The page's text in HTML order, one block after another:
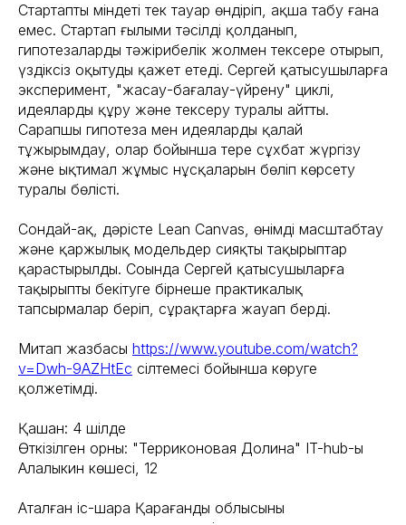
Стартаптың міндеті тек тауар өндіріп, ақша табу ғана
емес. Стартап ғылыми тәсілді қолданып,
гипотезаларды тәжірибелік жолмен тексере отырып,
үздіксіз оқытуды қажет етеді. Сергей қатысушыларға
эксперимент, "жасау-бағалау-үйрену" циклі,
идеяларды құру және тексеру туралы айтты.
Сарапшы гипотеза мен идеяларды қалай
тұжырымдау, олар бойынша терең сұхбат жүргізу
және ықтимал жұмыс нұсқаларын бөліп көрсету
туралы бөлісті.
Сондай-ақ, дәрісте Lean Canvas, өнімді масштабтау
және қаржылық модельдер сияқты тақырыптар
қарастырылды. Соңында Сергей қатысушыларға
тақырыпты бекітуге бірнеше практикалық
тапсырмалар беріп, сұрақтарға жауап берді.
Митап жазбасы https://www.youtube.com/watch?
v=Dwh-9AZHtEc сілтемесі бойынша көруге
қолжетімді.
Қашан: 4 шілде
Өткізілген орны: "Терриконовая Долина" IT-hub-ы
Алалыкин көшесі, 12
Аталған іс-шара Қарағанды облысының